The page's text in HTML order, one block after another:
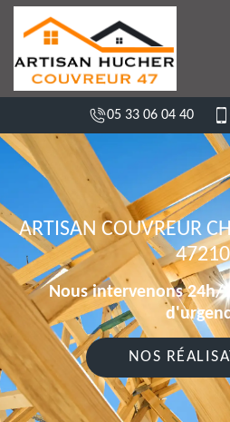
05 33 06 04 40
ARTISAN COUVREUR
47210
Nous intervenons 24h/
NOS